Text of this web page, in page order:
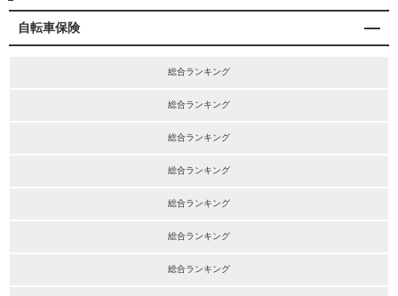
自転車保険
総合ランキング
総合ランキング
総合ランキング
総合ランキング
総合ランキング
総合ランキング
総合ランキング